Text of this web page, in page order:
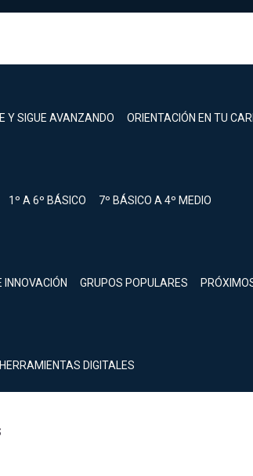
Y SIGUE AVANZANDO ORIENTACIÓN EN TU
1º A 6º BÁSICO 7º BÁSICO A 4º MEDIO
INNOVACIÓN GRUPOS POPULARES
HERRAMIENTAS DIGITALES
Inicia sesión.